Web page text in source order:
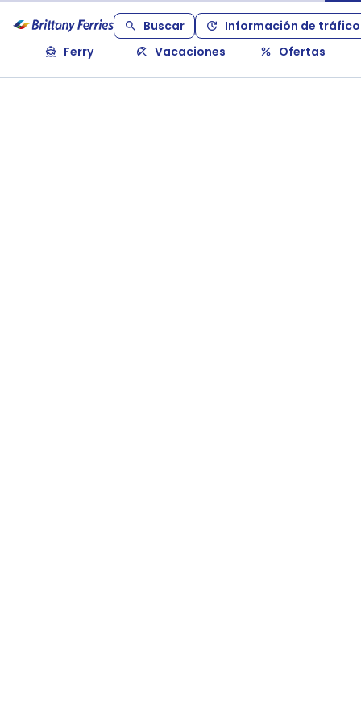
Buscar
Información de tráfico
Ferry
Vacaciones Ofertas